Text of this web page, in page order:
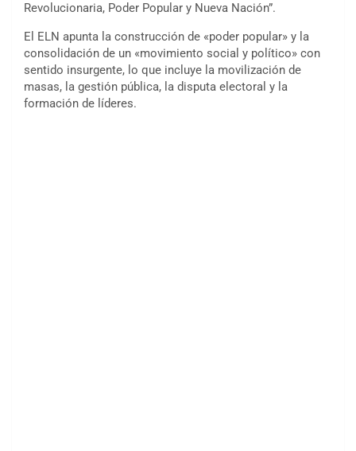
Revolucionaria, Poder Popular y Nueva Nación”.
El ELN apunta la construcción de «poder popular» y la
consolidación de un «movimiento social y político» con
sentido insurgente, lo que incluye la movilización de
masas, la gestión pública, la disputa electoral y la
formación de líderes.